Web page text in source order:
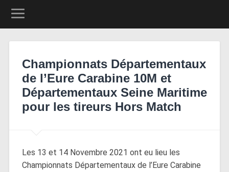
Championnats Départementaux
de l’Eure Carabine 10M et
Départementaux Seine Maritime
pour les tireurs Hors Match
Les 13 et 14 Novembre 2021 ont eu lieu les
Championnats Départementaux de l’Eure Carabine